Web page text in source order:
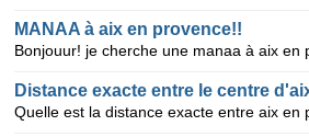
MANAA à aix en provence!!